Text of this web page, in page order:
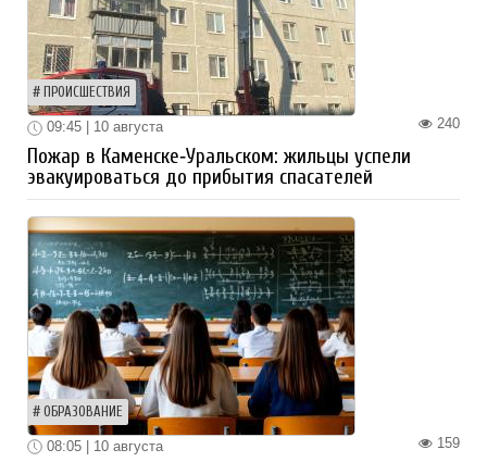
ПРОИСШЕСТВИЯ
240
09:45 | 10 августа
Пожар в Каменске‑Уральском: жильцы успели
эвакуироваться до прибытия спасателей
ОБРАЗОВАНИЕ
159
08:05 | 10 августа